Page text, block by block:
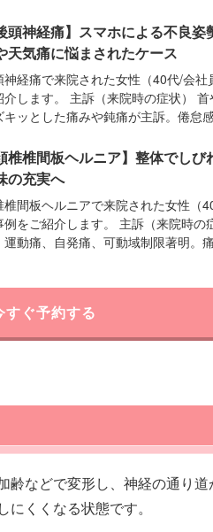
頭神経痛】スマホによる不良
天気痛に悩まされたケース
神経痛で来院された女性（40代/会社
介します。 主訴（来院時の症状）
キッとした痛みや鈍痛が主訴。倦怠
椎椎間板ヘルニア】整体でしび
の充実へ
椎間板ヘルニアで来院された女性（
例をご紹介します。 主訴（来院時の
運動痛、自発痛、可動域制限著明。
すぐ予約する
齢などで変形し、神経の通り
くくなる状態です。